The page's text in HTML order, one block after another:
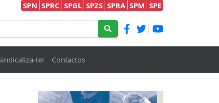
SPN SPRC SPGL SPZS SPRA SPM SPE
te! Contactos